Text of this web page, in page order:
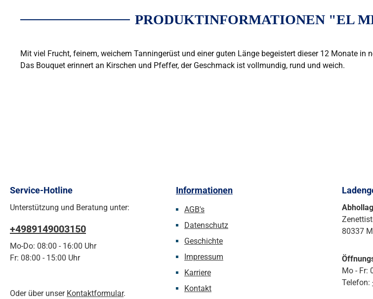
PRODUKTINFORMATIONEN "EL
Mit viel Frucht, feinem, weichem Tanningerüst und einer guten Länge begeistert dieser 12 Monate
Das Bouquet erinnert an Kirschen und Pfeffer, der Geschmack ist vollmundig, rund und weich.
Service-Hotline
Unterstützung und Beratung unter:
+4989149003150
Mo-Do: 08:00 - 16:00 Uhr
Fr: 08:00 - 15:00 Uhr
Oder über unser Kontaktformular.
Informationen
AGB's
Datenschutz
Geschichte
Impressum
Karriere
Kontakt
80337
Mo - Fr:
Telefon: